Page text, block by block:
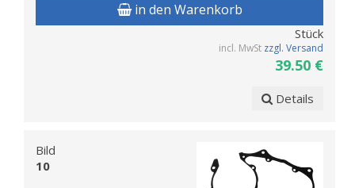
in den Warenkorb
Stück
incl. MwSt zzgl. Versand
39.50 €
Details
Bild
10